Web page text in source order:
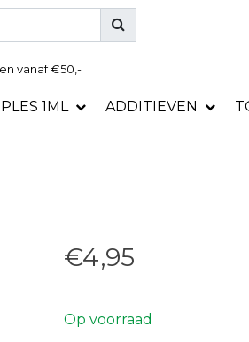
vanaf €50,-
1ML ADDITIEVEN
€4,95
Op voorraad